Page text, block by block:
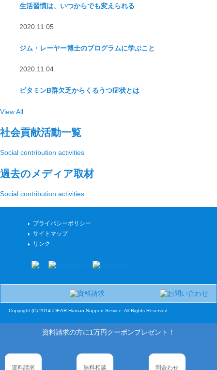
生活習慣は、いつからでも変えられる
2020.11.05
ジム・レーヤー博士のプログラムに学ぶこと
2020.11.04
ビタミンB群欠乏からくるうつ症状とは
View All
社会貢献活動一覧
Social contribution activities
過去のメディア取材
Social contribution activities
プライバシーポリシー
サイトマップ
リンク
Copyright (C) 2014 iDEAR Human Support Service. All Rights Reserved.
資料請求の方に1万円クーポンプレゼント！
資料請求 無料相談 問合わせ